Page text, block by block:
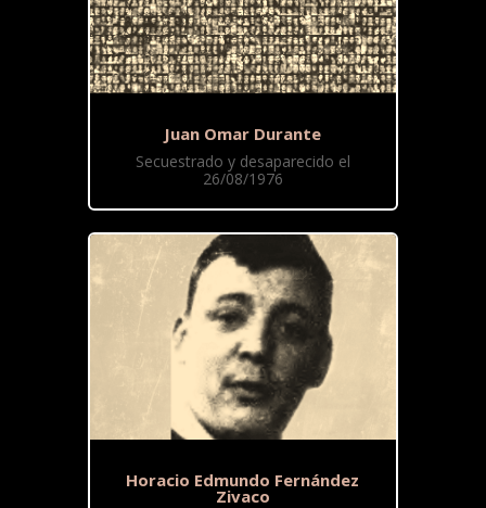
Juan Omar Durante
Secuestrado y desaparecido el
26/08/1976
Horacio Edmundo Fernández
Zivaco